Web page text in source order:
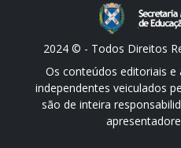
2024 © - Todos Direitos
Os conteúdos editoriais
independentes veiculados
são de inteira